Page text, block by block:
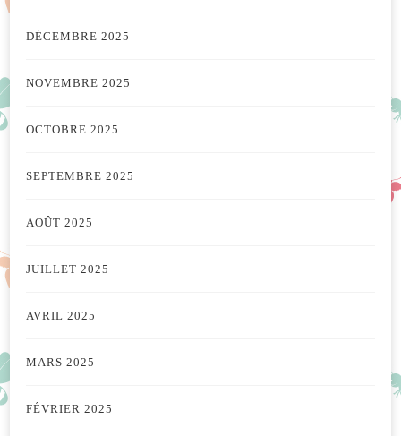
DÉCEMBRE 2025
NOVEMBRE 2025
OCTOBRE 2025
SEPTEMBRE 2025
AOÛT 2025
JUILLET 2025
AVRIL 2025
MARS 2025
FÉVRIER 2025